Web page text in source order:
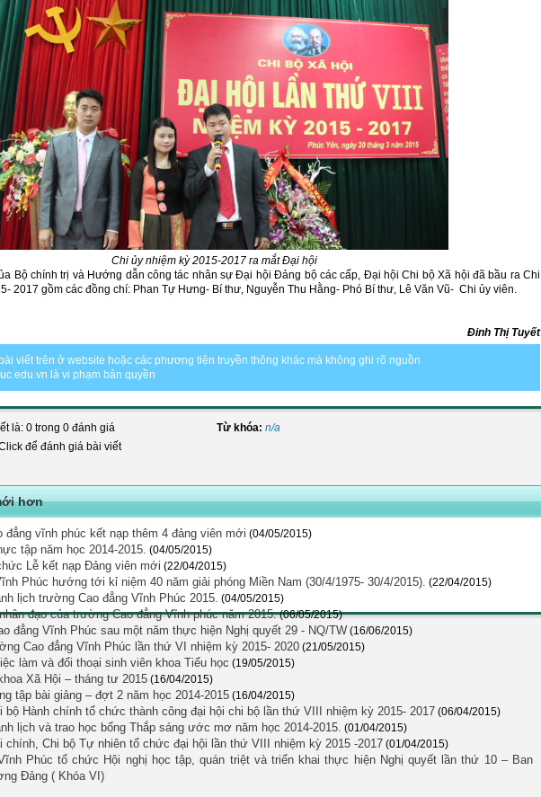
Chi ủy nhiệm kỳ 2015-2017 ra mắt Đại hội
Bộ chính trị và Hướng dẫn công tác nhân sự Đại hội Đảng bộ các cấp, Đại hội Chi bộ Xã hội đã bầu ra Chi
2017 gồm các đồng chí: Phan Tự Hưng- Bí thư, Nguyễn Thu Hằng- Phó Bí thư, Lê Văn Vũ- Chi ủy viên.
Đinh Thị Tuyết
viết trên ở website hoặc các phương tiện truyền thông khác mà không ghi rõ nguồn
là vi phạm bản quyền
là: 0 trong 0 đánh giá
để đánh giá bài viết
Từ khóa: n/a
hơn
vĩnh phúc kết nạp thêm 4 đảng viên mới (04/05/2015)
tập năm học 2014-2015. (04/05/2015)
Lễ kết nạp Đảng viên mới (22/04/2015)
Phúc hướng tới kỉ niệm 40 năm giải phóng Miền Nam (30/4/1975- 30/4/2015). (22/04/2015)
lịch trường Cao đẳng Vĩnh Phúc 2015. (04/05/2015)
đạo của trường Cao đẳng Vĩnh phúc năm 2015. (06/05/2015)
đẳng Vĩnh Phúc sau một năm thực hiện Nghị quyết 29 - NQ/TW (16/06/2015)
Cao đẳng Vĩnh Phúc lần thứ VI nhiệm kỳ 2015- 2020 (21/05/2015)
làm và đối thoại sinh viên khoa Tiểu học (19/05/2015)
Xã Hội – tháng tư 2015 (16/04/2015)
tập bài giảng – đợt 2 năm học 2014-2015 (16/04/2015)
bộ Hành chính tổ chức thành công đại hội chi bộ lần thứ VIII nhiệm kỳ 2015- 2017 (06/04/2015)
lịch và trao học bổng Thắp sáng ước mơ năm học 2014-2015. (01/04/2015)
chính, Chi bộ Tự nhiên tổ chức đại hội lần thứ VIII nhiệm kỳ 2015 -2017 (01/04/2015)
Phúc tổ chức Hội nghị học tập, quán triệt và triển khai thực hiện Nghị quyết lần thứ 10 – Ban
Đảng ( Khóa VI)